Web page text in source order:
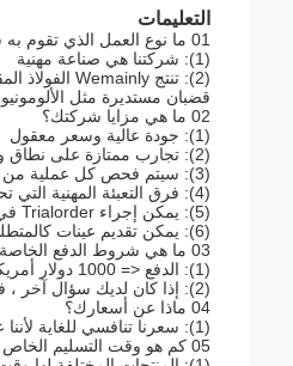
التعليمات
01 ما نوع العمل الذي تقوم به شركتك؟
(1): شركتنا هي صناعة مهنية
(2): تنتج Wemainly الفولاذ المقاوم للصدأ / الأنابيب / الملف
قضبان مستديرة مثل
02 ما هي مزايا شركتك؟
(1): جودة عالية وسعر معقول
(2): تجارب ممتازة على نطاق واسع مع خدمة ما بعد البيع
(3): سيتم فحص كل عملية من خلال مراقبة الجودة المسؤولة التي تضمن جودة كل المنتجات
(4): فرق التعبئة المهنية التي تحافظ على سلامة التعبئة والتغليف
(5): يمكن إجراء Trialorder في غضون أسبوع واحد
(6): يمكن تقديم عينات كالمتطلبات الخاصة بك
03 ما هي شروط الدفع الخاصة بك؟
(1): الدفع <= 1000 دولار أمريكي 100٪ مقدمًا> = 1000 دولار أمريكي ، 30٪ T / Tin مقدمًا ، الرصيد على أساس BLcopy أو LC في الأفق
(2): إذا كان لديك سؤال آخر ، فيرجى الاتصال بنا على النحو التالي
04 ماذا عن أسعارك؟
(1): سعرنا تنافسي للغاية لأننا عامل ، فلا تتردد في الاتصال بنا إذا كنت مهتمًا بمنتجاتنا
05 كم هو وقت التسليم الخاص بك؟